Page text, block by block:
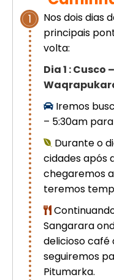
estrelas |
Cusco:
estrelas
1
Nos dois dias
principais
volta:
Dia 1 :
Iremos
– 5:30am
Durante o
cidades após
chegaremos
teremos
Sangarara
delicioso café
seguiremos
Pitumarka.